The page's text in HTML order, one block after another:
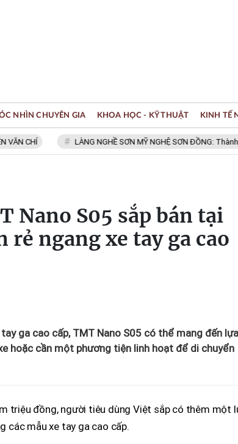
LÀNG NGHỀ SƠN MỸ NGHỆ SƠN ĐỒNG: Thành
NHÌN CHUYÊN GIA KHOA HỌC - KỸ THUẬT KINH TẾ
Nano S05 sắp bán tại
rẻ ngang xe tay ga cao
ga cao cấp, TMT Nano S05 có thể mang đến lựa
hoặc cần một phương tiện linh hoạt để di chuyển
triệu đồng, người tiêu dùng Việt sắp có thêm một
các mẫu xe tay ga cao cấp.